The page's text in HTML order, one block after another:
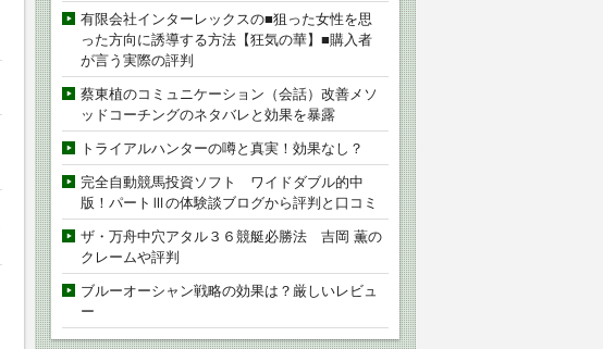
有限会社インターレックスの■狙った女性を思
った方向に誘導する方法【狂気の華】■購入者
が言う実際の評判
蔡東植のコミュニケーション（会話）改善メソ
ッドコーチングのネタバレと効果を暴露
トライアルハンターの噂と真実！効果なし？
完全自動競馬投資ソフト ワイドダブル的中
版！パートⅢの体験談ブログから評判と口コミ
ザ・万舟中穴アタル３６競艇必勝法 吉岡 薫の
クレームや評判
ブルーオーシャン戦略の効果は？厳しいレビュ
ー